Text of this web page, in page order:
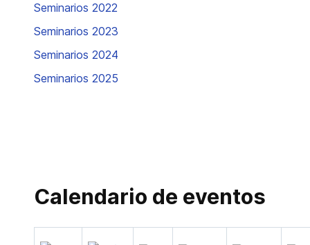
Seminarios 2022
Seminarios 2023
Seminarios 2024
Seminarios 2025
Calendario de eventos